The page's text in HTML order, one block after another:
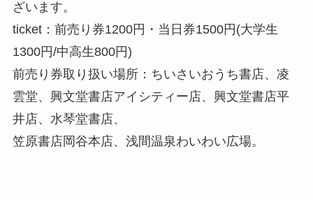
ざいます。
ticket：前売り券1200円・当日券1500円(大学生
1300円/中高生800円)
前売り券取り扱い場所：ちいさいおうち書店、凌
雲堂、興文堂書店アイシティー店、興文堂書店平
井店、水琴堂書店、
笠原書店岡谷本店、浅間温泉わいわい広場。